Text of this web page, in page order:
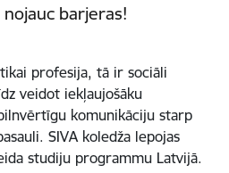
barjeras!
profesija, tā ir sociāli
veidot iekļaujošāku
komunikāciju starp
SIVA koledža lepojas
studiju programmu Latvijā.